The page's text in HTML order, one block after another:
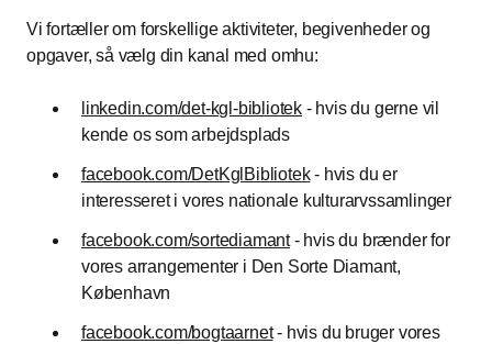
Vi fortæller om forskellige aktiviteter, begivenheder og
opgaver, så vælg din kanal med omhu:
linkedin.com/det-kgl-bibliotek - hvis du gerne vil
kende os som arbejdsplads
facebook.com/DetKglBibliotek- hvis du er
interesseret i vores nationale kulturarvssamlinger
facebook.com/sortediamant- hvis du brænder for
vores arrangementer i Den Sorte Diamant,
København
facebook.com/bogtaarnet- hvis du bruger vores